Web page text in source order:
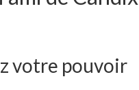
votre pouvoir